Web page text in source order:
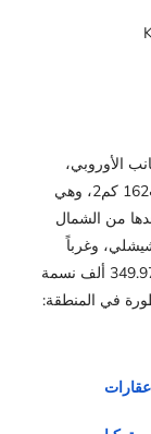
الأوروبي،
ويوجد بها 9 مناطق تضم 38 حياً، تقدر مساحتها ب162 كم2، وهي
من الشمال
وغرباً
منطقة كاغتهانة، ويبلغ عدد سكان ساريير حوالي 349.97 ألف نسمة